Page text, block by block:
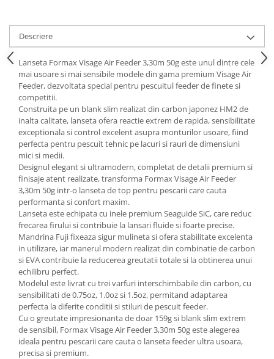
Descriere
Lanseta Formax Visage Air Feeder 3,30m 50g este unul dintre cele
mai usoare si mai sensibile modele din gama premium Visage Air
Feeder, dezvoltata special pentru pescuitul feeder de finete si
competitii.
Construita pe un blank slim realizat din carbon japonez HM2 de
inalta calitate, lanseta ofera reactie extrem de rapida, sensibilitate
exceptionala si control excelent asupra monturilor usoare, fiind
perfecta pentru pescuit tehnic pe lacuri si rauri de dimensiuni
mici si medii.
Designul elegant si ultramodern, completat de detalii premium si
finisaje atent realizate, transforma Formax Visage Air Feeder
3,30m 50g intr-o lanseta de top pentru pescarii care cauta
performanta si confort maxim.
Lanseta este echipata cu inele premium Seaguide SiC, care reduc
frecarea firului si contribuie la lansari fluide si foarte precise.
Mandrina Fuji fixeaza sigur mulineta si ofera stabilitate excelenta
in utilizare, iar manerul modern realizat din combinatie de carbon
si EVA contribuie la reducerea greutatii totale si la obtinerea unui
echilibru perfect.
Modelul este livrat cu trei varfuri interschimbabile din carbon, cu
sensibilitati de 0.75oz, 1.0oz si 1.5oz, permitand adaptarea
perfecta la diferite conditii si stiluri de pescuit feeder.
Cu o greutate impresionanta de doar 159g si blank slim extrem
de sensibil, Formax Visage Air Feeder 3,30m 50g este alegerea
ideala pentru pescarii care cauta o lanseta feeder ultra usoara,
precisa si premium.